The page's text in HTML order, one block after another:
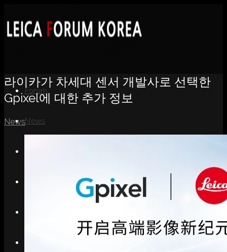
Forum
News
라이카가 차세대 센서 개발사로 선택한
Gpixel에 대한 추가 정보
News